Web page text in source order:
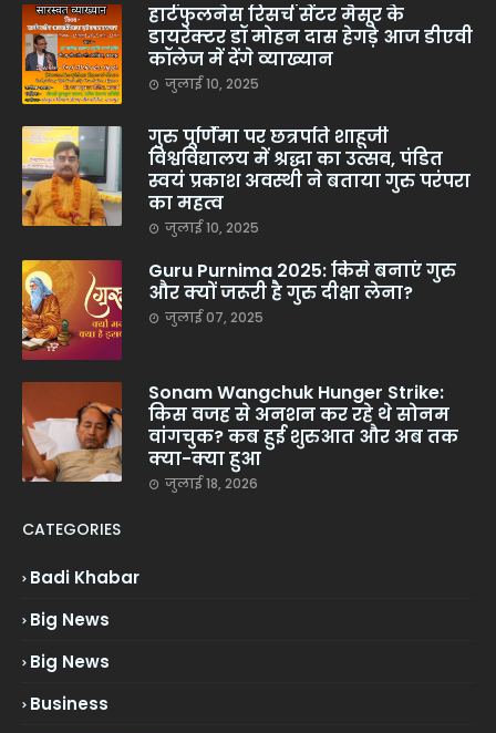
हार्टफुलनेस रिसर्च सेंटर मैसूर के
डायरेक्टर डॉ मोहन दास हेगड़े आज डीएवी
कॉलेज में देंगे व्याख्यान
जुलाई 10, 2025
गुरु पूर्णिमा पर छत्रपति शाहूजी
विश्वविद्यालय में श्रद्धा का उत्सव, पंडित
स्वयं प्रकाश अवस्थी ने बताया गुरु परंपरा
का महत्व
जुलाई 10, 2025
Guru Purnima 2025: किसे बनाएं गुरु
और क्यों जरूरी है गुरु दीक्षा लेना?
जुलाई 07, 2025
Sonam Wangchuk Hunger Strike:
किस वजह से अनशन कर रहे थे सोनम
वांगचुक? कब हुई शुरुआत और अब तक
क्या-क्या हुआ
जुलाई 18, 2026
CATEGORIES
Badi Khabar
Big News
Big News
Business